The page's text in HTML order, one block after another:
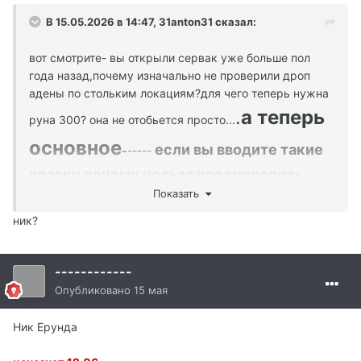
В 15.05.2026 в 14:47, 31anton31 сказал:
вот смотрите- вы открыли сервак уже больше пол
года назад,почему изначально не проверили дроп
адены по стольким локациям?для чего теперь нужна
руна 300? она не отобьется просто....а теперь
основное------ если вы вводите такие
игроков заранее? все берут руну 300 на месяц
которая стоит 1000 монет и па 500+ =1500 монет,по
975ккк на месяц!!!а теперь будьте добры обьяснить
как мне ее окупить с новыми правками???нужно
месяц фармить каждый день чтоб даже в + не войти.
Давайте тогда верните мнемои колы за данную руна
и за па которые просто стали сейчас
Показать
ник?
------------
Опубликовано 15 мая
Ник Ерунда